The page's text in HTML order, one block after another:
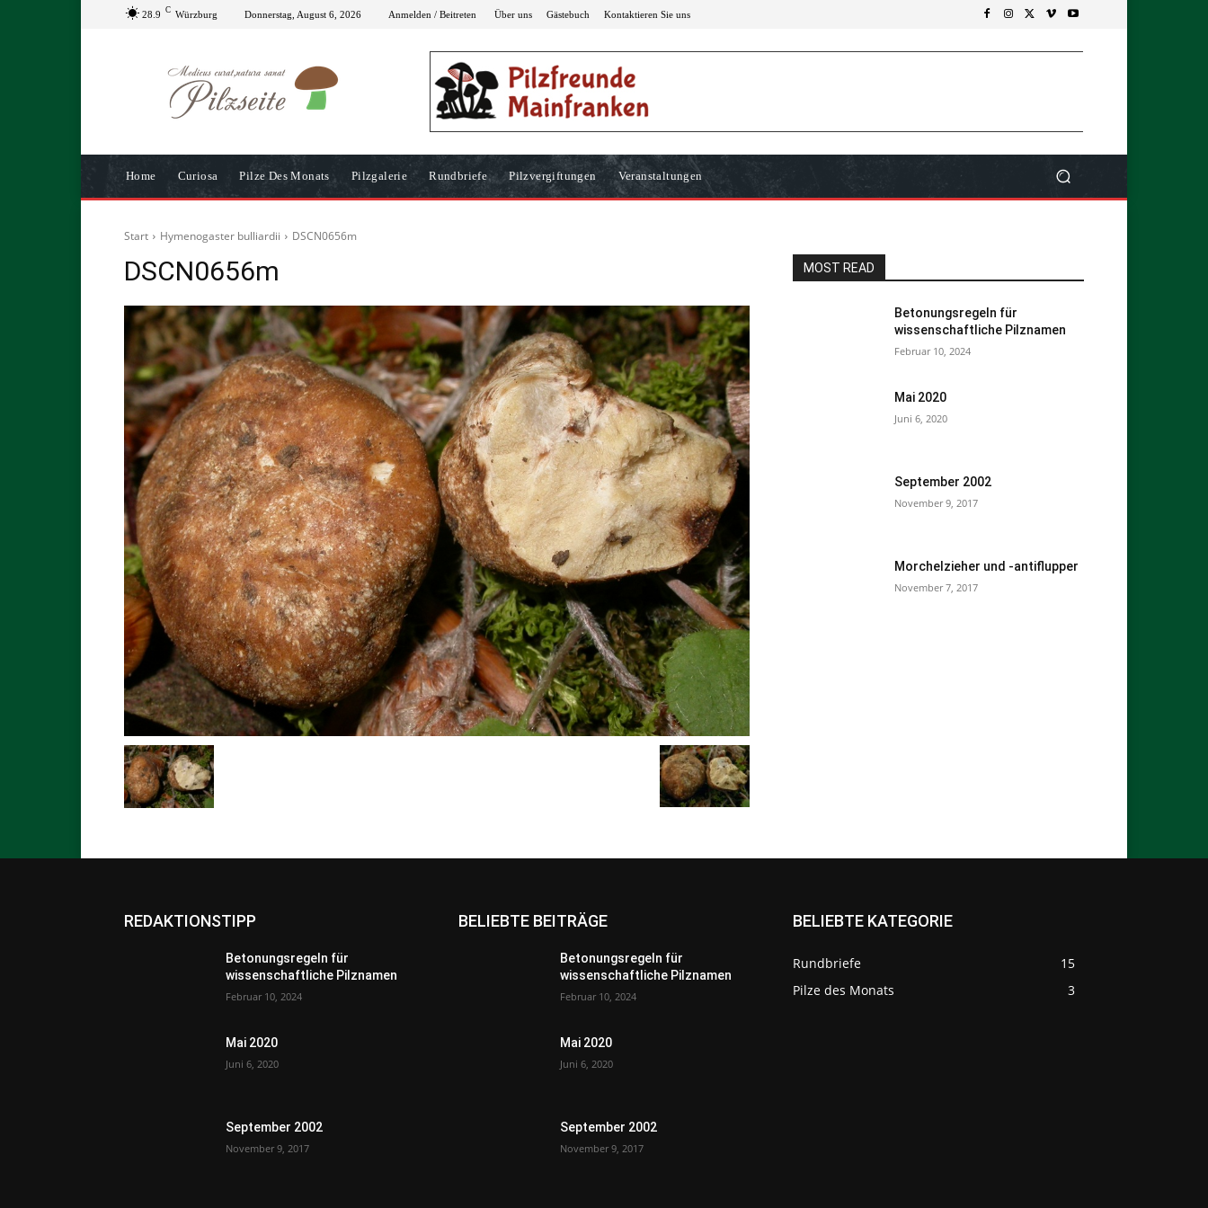
28.9 C Würzburg Donnerstag, August 6, 2026 Anmelden / Beitreten Über uns Gästebuch Kontaktieren Sie uns
Home Curiosa Pilze Des Monats Pilzgalerie Rundbriefe Pilzvergiftungen Veranstaltungen
Start Hymenogaster bulliardii DSCN0656m
DSCN0656m MOST READ
Betonungsregeln für
wissenschaftliche Pilznamen
Februar 10, 2024
Mai 2020
Juni 6, 2020
September 2002
November 9, 2017
Morchelzieher und -antiflupper
November 7, 2017
REDAKTIONSTIPP
Betonungsregeln für
wissenschaftliche Pilznamen
Februar 10, 2024
Mai 2020
Juni 6, 2020
September 2002
November 9, 2017
BELIEBTE BEITRÄGE
Betonungsregeln für
wissenschaftliche Pilznamen
Februar 10, 2024
Mai 2020
Juni 6, 2020
September 2002
November 9, 2017
BELIEBTE KATEGORIE
Rundbriefe
15
Pilze des Monats
3